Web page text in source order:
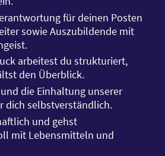
für deinen Posten
sowie Auszubildende mit
arbeitest du strukturiert,
den Überblick.
die Einhaltung unserer
dich selbstverständlich.
und gehst
mit Lebensmitteln und